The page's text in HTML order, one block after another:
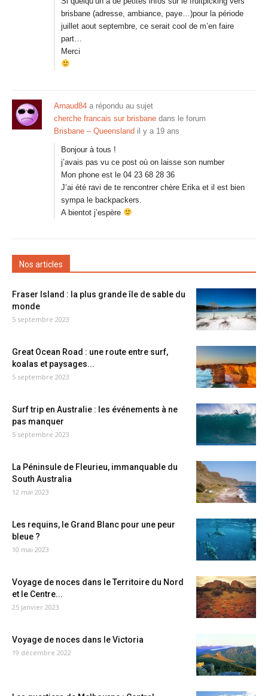
brisbane (adresse, ambiance, paye…)pour la période
juillet aout septembre, ce serait cool de m’en faire
part…
Merci
Arnaud84 a répondu au sujet
cherche francais sur brisbane dans le forum
Brisbane – Queensland il y a 19 ans
Bonjour à tous !
j’avais pas vu ce post où on laisse son number
Mon phone est le 04 23 68 28 36
J’ai été ravi de te rencontrer chère Erika et il est bien
sympa le backpackers.
A bientot j’espère
Nos articles
Fraser Island : la plus grande île de sable du
monde
5 septembre 2023
Great Ocean Road : une route entre surf,
koalas et paysages...
5 septembre 2023
Surf trip en Australie : les événements à ne
pas manquer
5 septembre 2023
La Péninsule de Fleurieu, immanquable du
South Australia
12 mai 2023
Les requins, le Grand Blanc pour une peur
bleue ?
10 mai 2023
Voyage de noces dans le Territoire du Nord
et le Centre...
25 janvier 2023
Voyage de noces dans le Victoria
19 décembre 2022